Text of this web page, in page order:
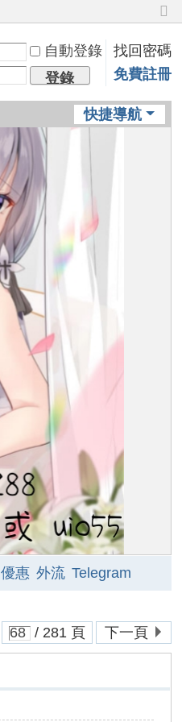
切
換
到
窄
版
自動登錄
找回密碼
登錄
免費註冊
快捷導航
優惠 外流 Telegram
/ 281 頁 下一頁